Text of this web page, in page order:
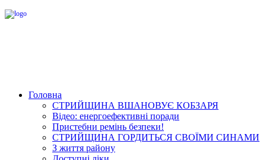
Головна
СТРИЙЩИНА ВШАНОВУЄ КОБЗАРЯ
Відео: енергоефективні поради
Пристебни ремінь безпеки!
СТРИЙЩИНА ГОРДИТЬСЯ СВОЇМИ СИНАМИ
З життя району